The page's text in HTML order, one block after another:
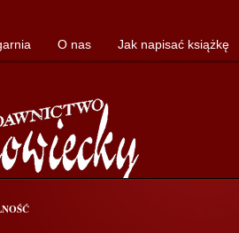
O nas Jak napisać książkę